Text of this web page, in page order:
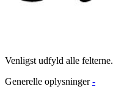
Venligst udfyld alle felterne.
Generelle oplysninger -